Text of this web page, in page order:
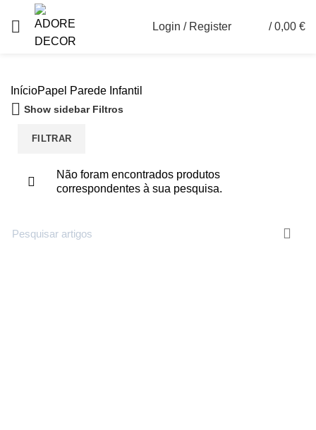
Login / Register / 0,00 €
InícioPapel Parede Infantil
Show sidebar Filtros
FILTRAR
Não foram encontrados produtos
correspondentes à sua pesquisa.